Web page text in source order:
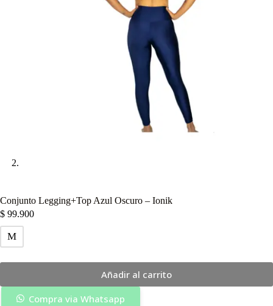
Conjunto Legging+Top Azul Oscuro – Ionik
$ 99.900
M
Añadir al carrito
Compra via Whatsapp